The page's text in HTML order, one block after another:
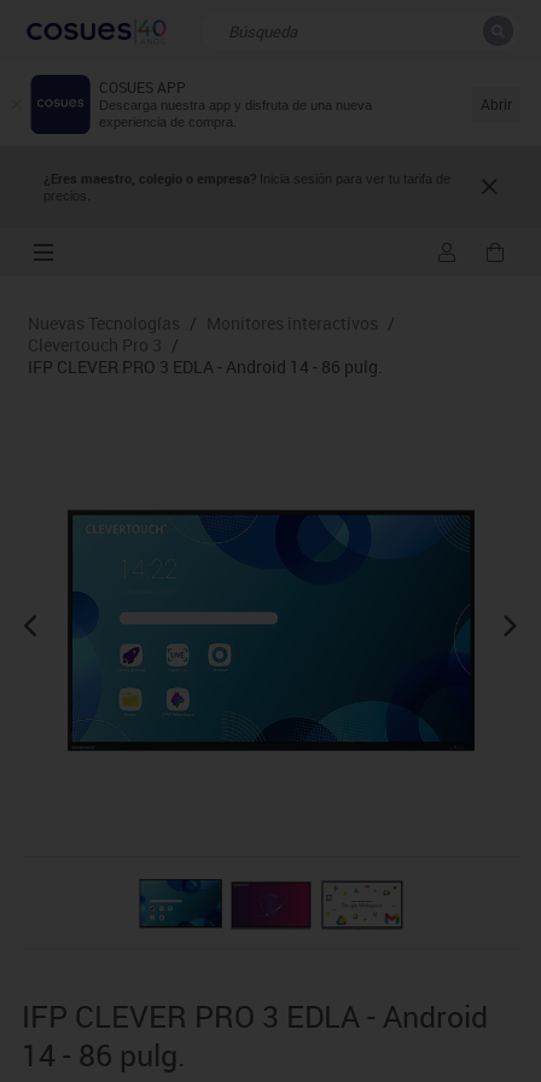
COSUES APP
Descarga nuestra app y disfruta de una nueva
experiencia de compra.
Abrir
¿Eres maestro, colegio o empresa? Inicia sesión para ver tu tarifa de
precios.
Resultados de la búsqueda
Nuevas Tecnologías / Monitores interactivos /
Clevertouch Pro 3
/
IFP CLEVER PRO 3 EDLA - Android 14 - 86 pulg.
IFP CLEVER PRO 3 EDLA - Android
14 - 86 pulg.